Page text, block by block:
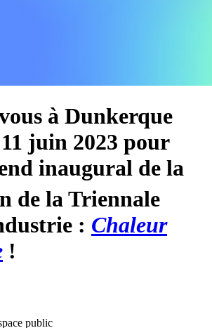
à Dunkerque
juin 2023 pour
inaugural de la
de la Triennale
: Chaleur
!
public